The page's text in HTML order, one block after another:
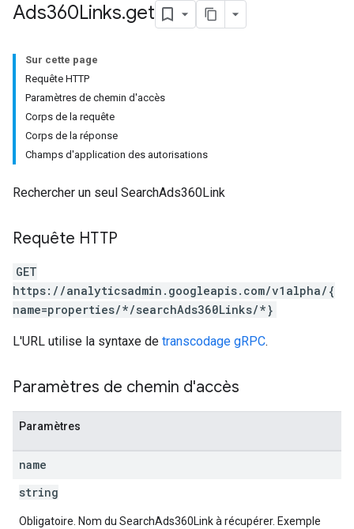
Ads360Links.get
Sur cette page
Requête HTTP
Paramètres de chemin d'accès
Corps de la requête
Corps de la réponse
Champs d'application des autorisations
Rechercher un seul SearchAds360Link
Requête HTTP
GET
https://analyticsadmin.googleapis.com/v1alpha/{
name=properties/*/searchAds360Links/*}
L'URL utilise la syntaxe de transcodage gRPC.
Paramètres de chemin d'accès
Paramètres
name
string
Obligatoire. Nom du SearchAds360Link à récupérer. Exemple